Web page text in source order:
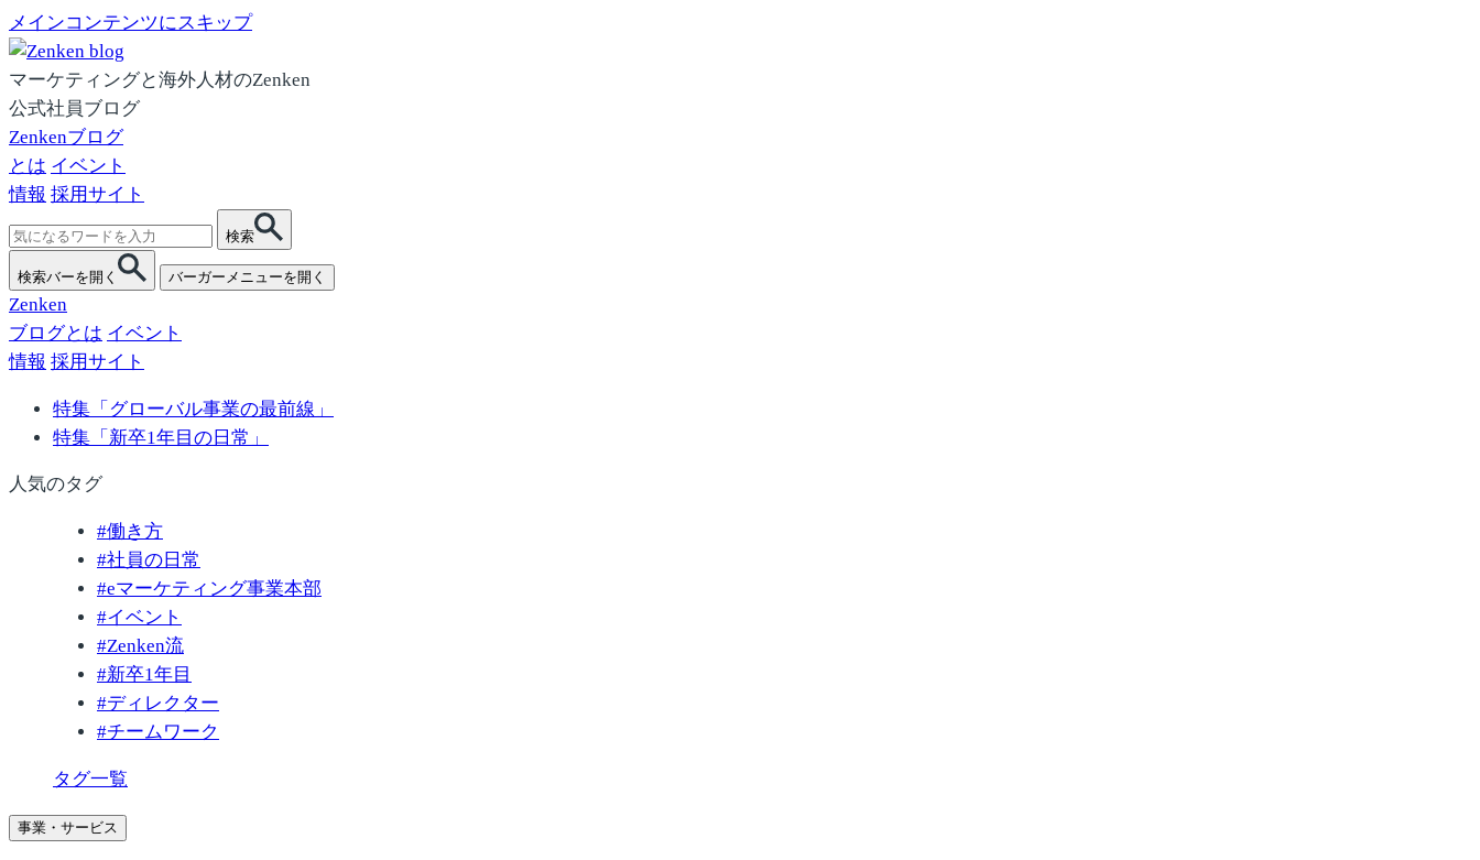
メインコンテンツにスキップ
マーケティングと海外人材のZenken
公式社員ブログ
Zenkenブログ
とは イベント
情報 採用サイト
検
索:
検索
検索バーを開く バーガーメニューを開く
Zenken
ブログとは イベント
情報 採用サイト
特集「グローバル事業の最前線」
特集「新卒1年目の日常」
人気のタグ
#働き方
#社員の日常
#eマーケティング事業本部
#イベント
#Zenken流
#新卒1年目
#ディレクター
#チームワーク
タグ一覧
事業・サービス